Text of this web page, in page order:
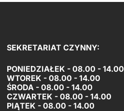
SEKRETARIAT CZYNNY:
PONIEDZIAŁEK - 08.00 - 14.00
WTOREK - 08.00 - 14.00
ŚRODA - 08.00 - 14.00
CZWARTEK - 08.00 - 14.00
PIĄTEK - 08.00 - 14.00